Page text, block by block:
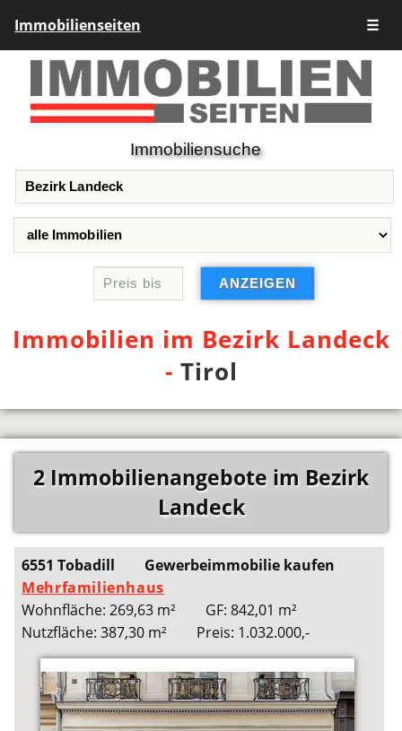
Immobilienseiten ☰
Immobiliensuche
Immobilien im Bezirk Landeck
- Tirol
2 Immobilienangebote im Bezirk
Landeck
6551 Tobadill
Gewerbeimmobilie kaufen
Mehrfamilienhaus
Wohnfläche: 269,63 m²
GF: 842,01 m²
Nutzfläche: 387,30 m²
Preis: 1.032.000,-